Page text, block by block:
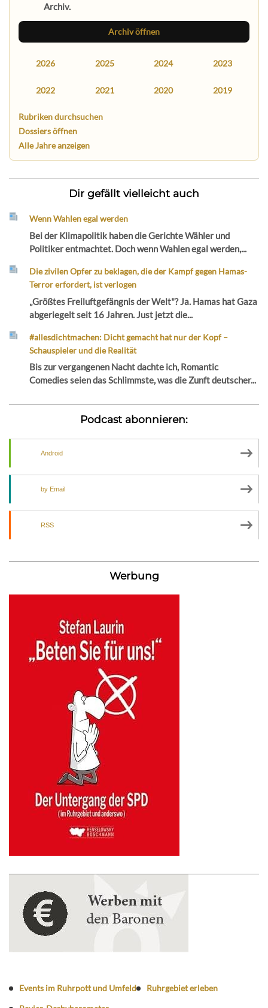
Archiv.
Archiv öffnen
2026 2025 2024 2023
2022 2021 2020 2019
Rubriken durchsuchen
Dossiers öffnen
Alle Jahre anzeigen
Dir gefällt vielleicht auch
Wenn Wahlen egal werden
Bei der Klimapolitik haben die Gerichte Wähler und
Politiker entmachtet. Doch wenn Wahlen egal werden,...
Die zivilen Opfer zu beklagen, die der Kampf gegen Hamas-
Terror erfordert, ist verlogen
„Größtes Freiluftgefängnis der Welt"? Ja. Hamas hat Gaza
abgeriegelt seit 16 Jahren. Just jetzt die...
#allesdichtmachen: Dicht gemacht hat nur der Kopf –
Schauspieler und die Realität
Bis zur vergangenen Nacht dachte ich, Romantic
Comedies seien das Schlimmste, was die Zunft deutscher...
Podcast abonnieren:
Android
by Email
RSS
Werbung
Events im Ruhrpott und Umfeld
Ruhrgebiet erleben